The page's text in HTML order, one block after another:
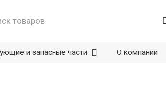
и запасные части О компании